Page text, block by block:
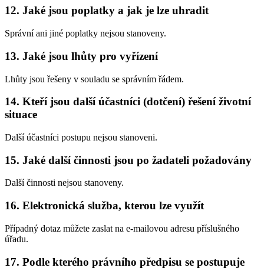
12. Jaké jsou poplatky a jak je lze uhradit
Správní ani jiné poplatky nejsou stanoveny.
13. Jaké jsou lhůty pro vyřízení
Lhůty jsou řešeny v souladu se správním řádem.
14. Kteří jsou další účastníci (dotčení) řešení životní
situace
Další účastníci postupu nejsou stanoveni.
15. Jaké další činnosti jsou po žadateli požadovány
Další činnosti nejsou stanoveny.
16. Elektronická služba, kterou lze využít
Případný dotaz můžete zaslat na e-mailovou adresu příslušného
úřadu.
17. Podle kterého právního předpisu se postupuje